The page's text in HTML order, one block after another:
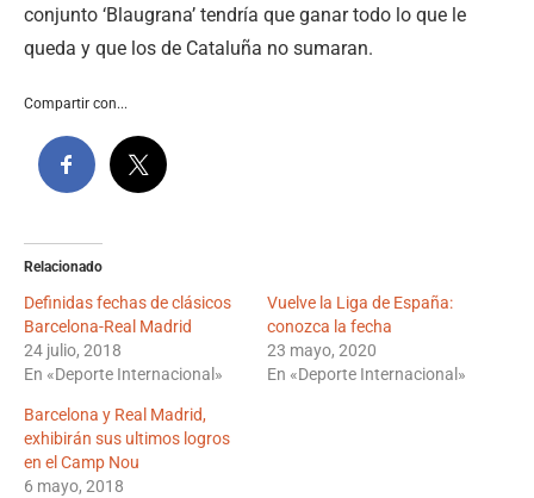
conjunto ‘Blaugrana’ tendría que ganar todo lo que le
queda y que los de Cataluña no sumaran.
Compartir con...
Relacionado
Definidas fechas de clásicos
Barcelona-Real Madrid
24 julio, 2018
En «Deporte Internacional»
Vuelve la Liga de España:
conozca la fecha
23 mayo, 2020
En «Deporte Internacional»
Barcelona y Real Madrid,
exhibirán sus ultimos logros
en el Camp Nou
6 mayo, 2018